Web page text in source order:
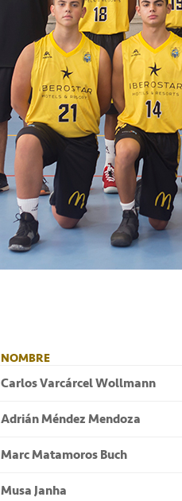
NOMBRE
Carlos Varcárcel Wollmann
Adrián Méndez Mendoza
Marc Matamoros Buch
Musa Janha